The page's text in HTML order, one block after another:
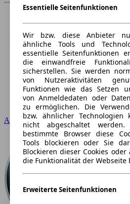
Audi
Essentielle Seitenfunktionen
Wir bzw. diese Anbieter
ähnliche Tools und
essentielle Seitenfunktionen
die einwandfreie
sicherstellen. Sie werden
von Nutzeraktivitäten
Funktionen wie das Setzen
von Anmeldedaten oder
zu ermöglichen. Die
bzw. ähnlicher Technologien
nicht abgeschaltet werden.
bestimmte Browser diese
Tools blockieren oder Sie
Blockieren dieser Cookies
die Funktionalität der Webseite
Erweiterte Seitenfunktionen